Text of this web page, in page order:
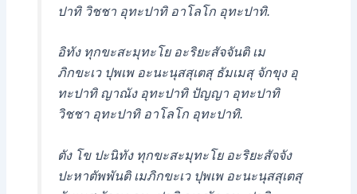
ปาทิ วิชชา อุทะปาทิ อาโลโก อุทะปาทิ.
อิทัง ทุกขะสะมุทะโย อะริยะสัจจันติ เม
ภิกขะเว ปุพเพ อะนะนุสสุเตสุ ธัมเมสุ จักขุง อุ
ทะปาทิ ญาณัง อุทะปาทิ ปัญญา อุทะปาทิ
วิชชา อุทะปาทิ อาโลโก อุทะปาทิ.
ตัง โข ปะนิทัง ทุกขะสะมุทะโย อะริยะสัจจัง
ปะหาตัพพันติ เมภิกขะเว ปุพเพ อะนะนุสสุเตสุ